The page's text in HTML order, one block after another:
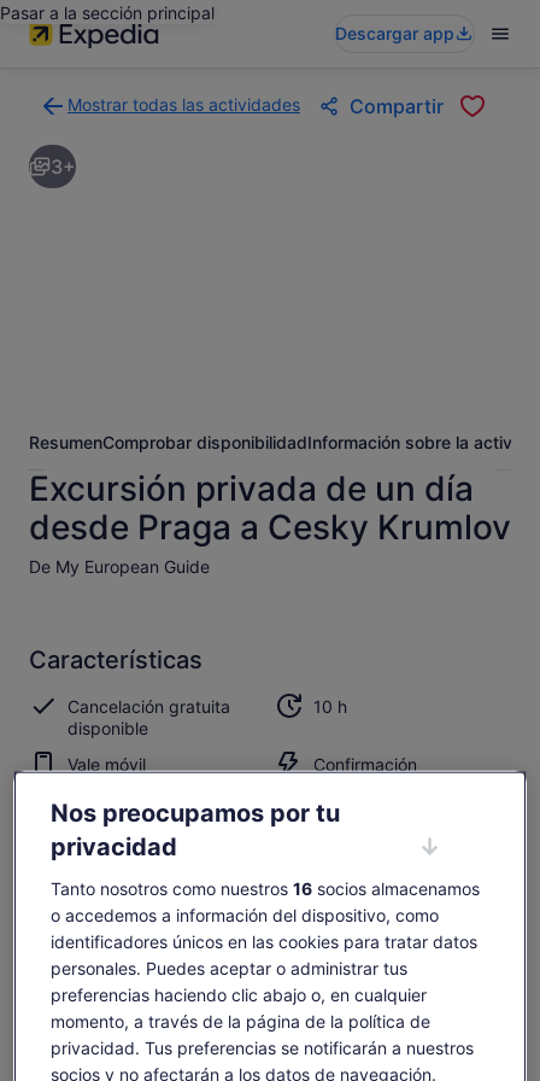
Pasar a la sección principal
Descargar app
Mostrar todas las actividades
a
la
página
Compartir
3+
ResumenComprobar disponibilidadInformación sobre la
Excursión privada de un día
desde Praga a Cesky Krumlov
De My European Guide
Características
Cancelación gratuita
disponible
10 h
Vale móvil
Confirmación
Recogida en una
selección de hoteles
Resumen
Excursión privada de un día con una nueva y cómoda
furgoneta Mercedes Clase V para un grupo de hasta 6
personas. Conductores experimentados, conocedores y
confiables que también sirven como sus guías durante todo
el día, siempre con modales de conducción seguros y
hablando muy buen inglés.
Ver más
Nos preocupamos por tu
privacidad
Tanto nosotros como nuestros 16socios almacenamos
o accedemos a información del dispositivo, como
identificadores únicos en las cookies para tratar datos
personales. Puedes aceptar o administrar tus
preferencias haciendo clic abajo o, en cualquier
momento, a través de la página de la política de
privacidad. Tus preferencias se notificarán a nuestros
socios y no afectarán a los datos de navegación.